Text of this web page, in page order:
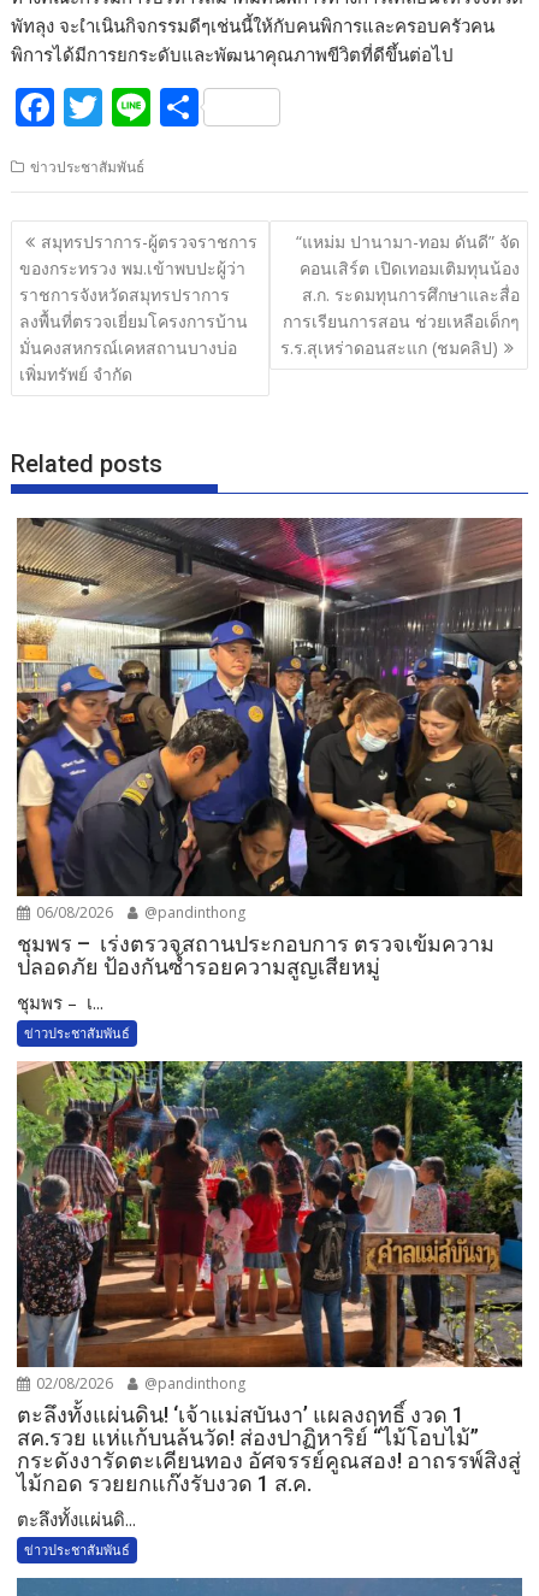
พัทลุง จะเำเนินกิจกรรมดีๆเช่นนี้ให้กับคนพิการและครอบครัวคน
พิการได้มีการยกระดับและพัฒนาคุณภาพขีวิตที่ดีขึ้นต่อไป
F
e
b
o
o
k
T
itt
er
Li
e
S
ar
e
ข่าวประชาสัมพันธ์
แนะแนว
เรื่อง
สมุทรปราการ-ผู้ตรวจราชการ
ของกระทรวง พม.เข้าพบปะผู้ว่า
ราชการจังหวัดสมุทรปราการ
ลงพื้นที่ตรวจเยี่ยมโครงการบ้าน
มั่นคงสหกรณ์เคหสถานบางบ่อ
เพิ่มทรัพย์ จำกัด
“แหม่ม ปานามา-ทอม ดันดี” จัด
คอนเสิร์ต เปิดเทอมเติมทุนน้อง
ส.ก. ระดมทุนการศึกษาและสื่อ
การเรียนการสอน ช่วยเหลือเด็กๆ
ร.ร.สุเหร่าดอนสะแก (ชมคลิป)
Related posts
06/08/2026 @pandinthong
ชุมพร – เร่งตรวจสถานประกอบการ ตรวจเข้มความ
ปลอดภัย ป้องกันซ้ำรอยความสูญเสียหมู่
ชุมพร – เ...
ข่าวประชาสัมพันธ์
02/08/2026 @pandinthong
ตะลึงทั้งแผ่นดิน! ‘เจ้าแม่สบันงา’ แผลงฤทธิ์ งวด 1
สค.รวย แห่แก้บนล้นวัด!​ ส่องปาฏิหาริย์ “ไม้โอบไม้”
กระดังงารัดตะเคียนทอง อัศจรรย์คูณสอง! อาถรรพ์สิงสู่
ไม้กอด รวยยกแก๊งรับงวด 1 ส.ค.​
​ตะลึงทั้งแผ่นดิ...
ข่าวประชาสัมพันธ์